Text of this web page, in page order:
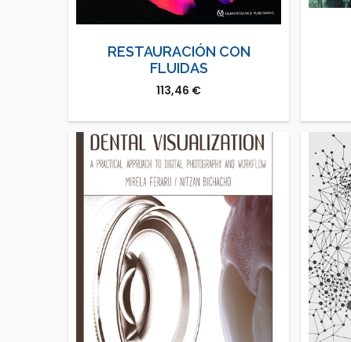
RESTAURACIÓN CON
FLUIDAS
113,46 €